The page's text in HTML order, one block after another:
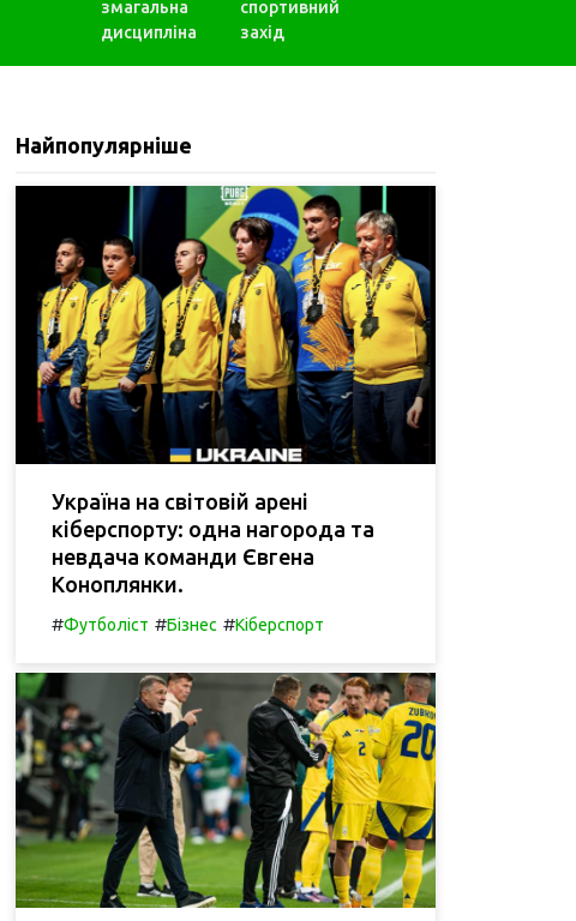
змагальна
дисципліна
спортивний
захід
Найпопулярніше
Україна на світовій арені
кіберспорту: одна нагорода та
невдача команди Євгена
Коноплянки.
#Футболіст #Бізнес #Кіберспорт